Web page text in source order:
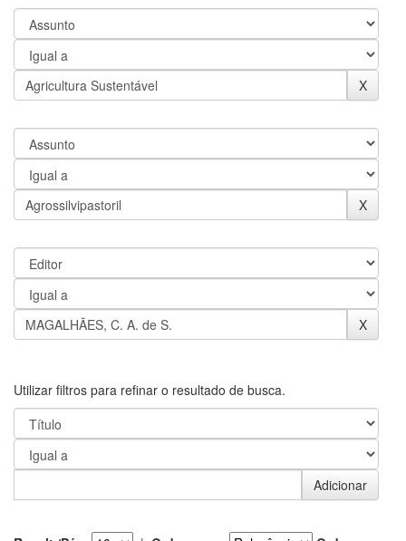
Utilizar filtros para refinar o resultado de busca.